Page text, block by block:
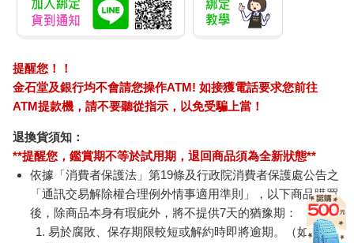
直對我說她只是離開了我。」
「他們為什麼那樣說？」我問。
起住，但我瞭解她！她們根本處不來！我無法想像她會毫無理由
去找她，家裡也沒出什麼事。你確定你可以處理這個案子？我聽
說另一位偵探是最資深的……我朋友推薦他。」
我不以為意地揮揮手。「可以，沒問題，我保證。能不能給我幾
張她的照片、她妹妹的地址、警方的報告或你手邊其他相關的線
索？」
「呃……好，當然，沒問題，」他說：「你知道另一位偵探什麼
時候會回來嗎？」
「我保證我可以處理，」我說，不明白這個人為什麼對傑克森那
麼執著，只有我可以纏著傑克森不放，我懷疑他可能看過評論，
聽說了傑克森有多英俊。「我的委託完成率高達百分之九十
提醒您！！
金石堂及銀行均不會請您操作ATM! 如接獲電話要求您前往
ATM提款機，請不要聽從指示，以免受騙上當！
退換貨須知：
**提醒您，鑑賞期不等於試用期，退回商品須為全新狀態**
依據「消費者保護法」第19條及行政院消費者保護處公告之
「通訊交易解除權合理例外情事適用準則」，以下商品購買
後，除商品本身有瑕疵外，將不提供7天的猶豫期：
易於腐敗、保存期限較短或解約時即將逾期。（如：生